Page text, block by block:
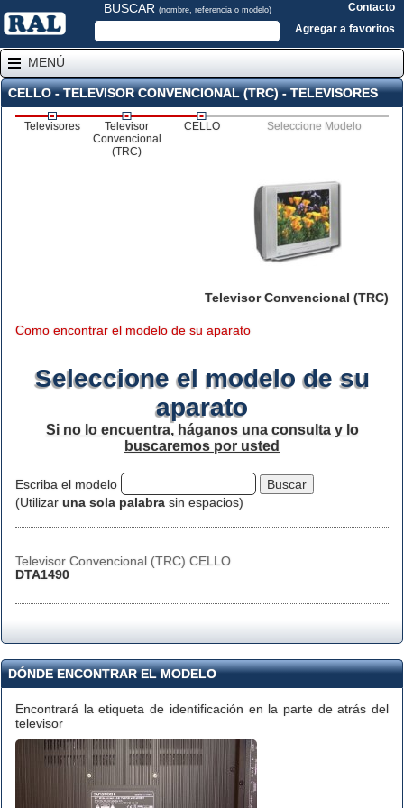
BUSCAR (nombre, referencia o modelo)
Contacto
Agregar a favoritos
MENÚ
CELLO - TELEVISOR CONVENCIONAL (TRC) - TELEVISORES
Televisores
Televisor
Convencional
(TRC)
CELLO Seleccione Modelo
Televisor Convencional (TRC)
Como encontrar el modelo de su aparato
Seleccione el modelo de su
aparato
Si no lo encuentra, háganos una consulta y lo
buscaremos por usted
Escriba el modelo
(Utilizar una sola palabra sin espacios)
Televisor Convencional (TRC) CELLO
DTA1490
DÓNDE ENCONTRAR EL MODELO
Encontrará la etiqueta de identificación en la parte de atrás del
televisor